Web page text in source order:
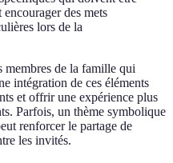
encourager des mets
lors de la
membres de la famille qui
intégration de ces éléments
et offrir une expérience plus
Parfois, un thème symbolique
renforcer le partage de
les invités.